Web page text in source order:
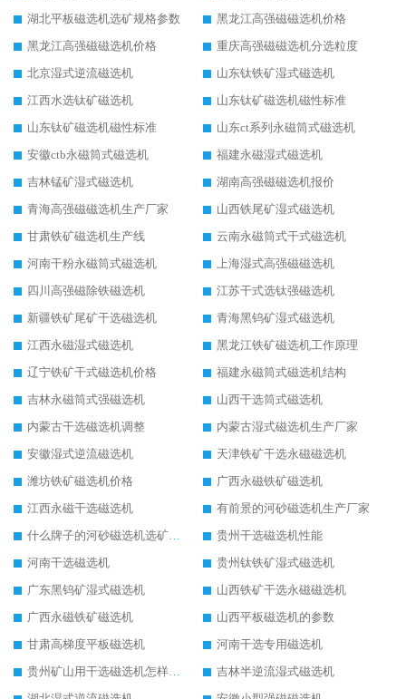
湖北平板磁选机选矿规格参数
黑龙江高强磁磁选机价格
黑龙江高强磁磁选机价格
重庆高强磁磁选机分选粒度
北京湿式逆流磁选机
山东钛铁矿湿式磁选机
江西水选钛矿磁选机
山东钛矿磁选机磁性标准
山东钛矿磁选机磁性标准
山东ct系列永磁筒式磁选机
安徽ctb永磁筒式磁选机
福建永磁湿式磁选机
吉林锰矿湿式磁选机
湖南高强磁磁选机报价
青海高强磁磁选机生产厂家
山西铁尾矿湿式磁选机
甘肃铁矿磁选机生产线
云南永磁筒式干式磁选机
河南干粉永磁筒式磁选机
上海湿式高强磁磁选机
四川高强磁除铁磁选机
江苏干式选钛强磁选机
新疆铁矿尾矿干选磁选机
青海黑钨矿湿式磁选机
江西永磁湿式磁选机
黑龙江铁矿磁选机工作原理
辽宁铁矿干式磁选机价格
福建永磁筒式磁选机结构
吉林永磁筒式强磁选机
山西干选筒式磁选机
内蒙古干选磁选机调整
内蒙古湿式磁选机生产厂家
安徽湿式逆流磁选机
天津铁矿干选永磁磁选机
潍坊铁矿磁选机价格
广西永磁铁矿磁选机
江西永磁干选磁选机
有前景的河砂磁选机生产厂家
什么牌子的河砂磁选机选矿效果好
贵州干选磁选机性能
河南干选磁选机
贵州钛铁矿湿式磁选机
广东黑钨矿湿式磁选机
山西铁矿干选永磁磁选机
广西永磁铁矿磁选机
山西平板磁选机的参数
甘肃高梯度平板磁选机
河南干选专用磁选机
贵州矿山用干选磁选机怎样调磁
吉林半逆流湿式磁选机